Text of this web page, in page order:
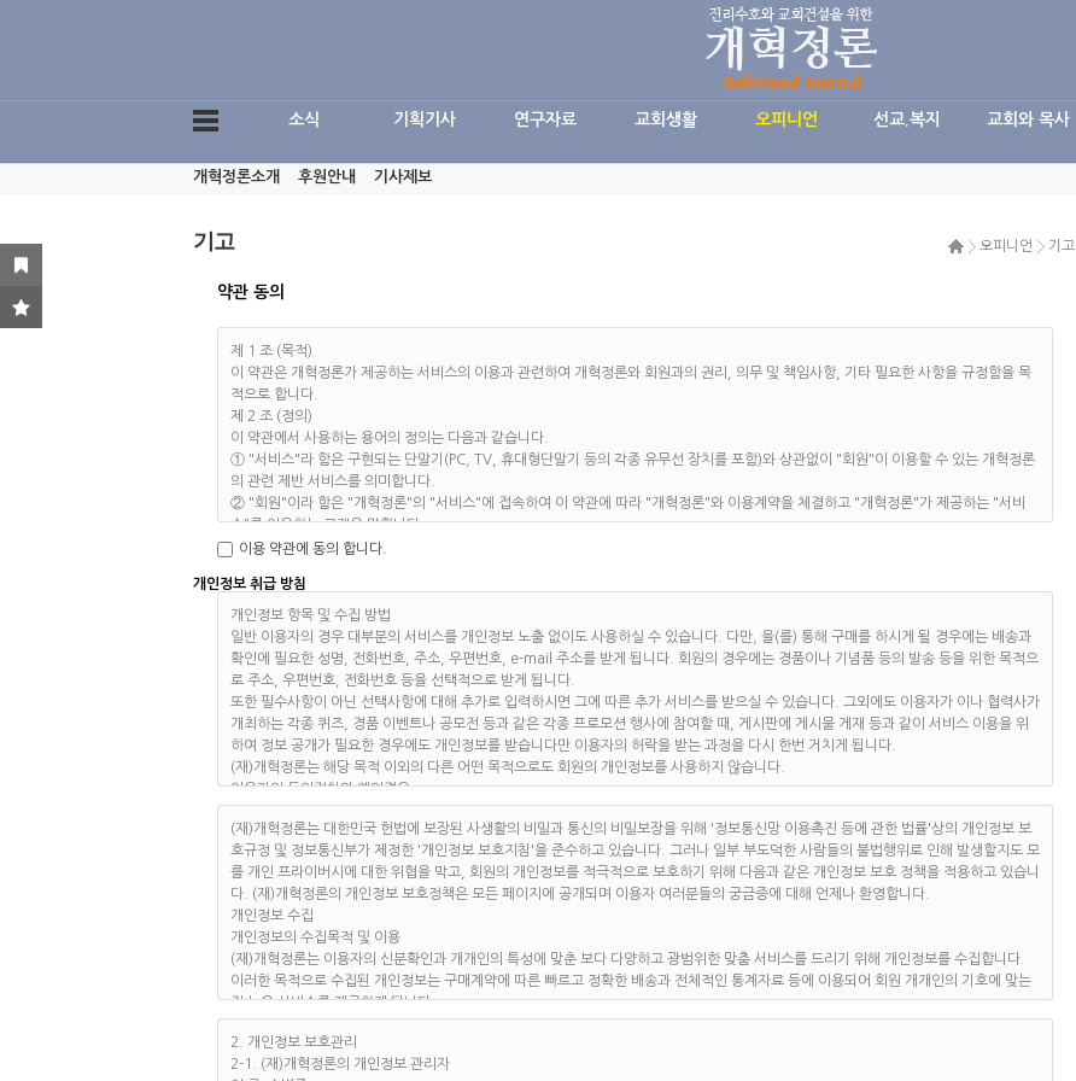
소식 기획기사 연구자료 교회생활 오피니언 선교.복지 교회와 목사
개혁정론소개 후원안내 기사제보
기고 오피니언 기고
약관 동의
제 1 조 (목적)
이 약관은 개혁정론가 제공하는 서비스의 이용과 관련하여 개혁정론와 회원과의 권리, 의무 및 책임사항, 기타 필요한 사항을 규정함을 목
적으로 합니다.
제 2 조 (정의)
이 약관에서 사용하는 용어의 정의는 다음과 같습니다.
① "서비스"라 함은 구현되는 단말기(PC, TV, 휴대형단말기 등의 각종 유무선 장치를 포함)와 상관없이 "회원"이 이용할 수 있는 개혁정론
의 관련 제반 서비스를 의미합니다.
② "회원"이라 함은 "개혁정론"의 "서비스"에 접속하여 이 약관에 따라 "개혁정론"와 이용계약을 체결하고 "개혁정론"가 제공하는 "서비
스"를 이용하는 고객을 말합니다.
③ "아이디(ID)"라 함은 "회원"의 식별과 "서비스" 이용을 위하여 "회원"이 정하고 "개혁정론"가 승인하는 문자와 숫자의 조합을 의미합니
④ "비밀번호"라 함은 "회원"이 부여 받은 "아이디와 일치되는 "회원"임을 확인하고 비밀보호를 위해 "회원" 자신이 정한 문자 또는 숫자의
조합을 의미합니다.
⑤ "게시물"이라 함은 "회원"이 "서비스"를 이용함에 있어 "서비스 상"에 게시한 부호ㆍ문자ㆍ음성ㆍ음향ㆍ화상ㆍ동영상 등의 정보 형태
의 글, 사진, 동영상 및 각종 파일과 링크 등을 의미합니다.
⑥ "유료서비스"라 함은 "개혁정론"가 유료로 제공하는 각종 콘텐츠(각종 정보콘텐츠, 기타 유료콘텐츠를 포함) 및 제반 서비스를 의미합
니다.
제 3 조 (약관의 게시와 개정)
① "개혁정론"는 이 약관의 내용을 "회원"이 쉽게 알 수 있도록 서비스 초기 화면에 게시합니다.
② "개혁정론"는 "약관의 규제에 관한 법률", "정보통신망이용촉진및정보보호등에관한법률(이하 "정보통신망법")" 등 관련법을 위배하지
않는 범위에서 이 약관을 개정할 수 있습니다.
③ "개혁정론"가 약관을 개정할 경우에는 적용일자 및 개정사유를 명시하여 현행약관과 함께 제1항의 방식에 따라 그 개정약관의 적용일자
30일 전부터 적용일자 전일까지 공지합니다. 단 "회원"의 권리, 의무에 중대한 영향을 주는 변경이 아닌 경우에는 적용일자 7일 전부터 공
지하도록 합니다.
④ 전항에 따라 시행일 이후에 "회원"이 "서비스"를 이용하는 경우에는 개정약관에 동의한 것으로 간주합니다. "회원"은 변경된 약관에 동
의하지 않을 경우 이용계약을 해지할 수 있습니다.
⑤ 유료서비스를 이용하는 회원이 이 약관의 개정에 대해 동의하지 않아 이용계약을 해지할 경우에는 유료서비스약관이 정한 환불정책에
따릅니다.
제 4 조 (약관의 해석)
① "개혁정론"는 "유료서비스" 및 개별 서비스에 대해서는 별도의 이용약관 및 정책(이하 "유료서비스약관 등")을 둘 수 있으며, 해당 내용
이 이 약관과 상충할 경우에는 "유료서비스약관 등"이 우선하여 적용됩니다.
② 이 약관에서 정하지 아니한 사항이나 해석에 대해서는 "유료서비스약관 등" 및 관계법령 또는 상관례에 따릅니다.
제 5 조 (이용계약 체결)
① 이용계약은 "회원"이 되고자 하는 자(이하 "가입신청자")가 약관의 내용에 대하여 동의를 한 다음 회원가입신청을 하고 "개혁정론"가 이
이용 약관에 동의 합니다.
개인정보 취급 방침
개인정보 항목 및 수집 방법
일반 이용자의 경우 대부분의 서비스를 개인정보 노출 없이도 사용하실 수 있습니다. 다만, 을(를) 통해 구매를 하시게 될 경우에는 배송과
확인에 필요한 성명, 전화번호, 주소, 우편번호, e-mail 주소를 받게 됩니다. 회원의 경우에는 경품이나 기념품 등의 발송 등을 위한 목적으
로 주소, 우편번호, 전화번호 등을 선택적으로 받게 됩니다.
또한 필수사항이 아닌 선택사항에 대해 추가로 입력하시면 그에 따른 추가 서비스를 받으실 수 있습니다. 그외에도 이용자가 이나 협력사가
개최하는 각종 퀴즈, 경품 이벤트나 공모전 등과 같은 각종 프로모션 행사에 참여할 때, 게시판에 게시물 게재 등과 같이 서비스 이용을 위
하여 정보 공개가 필요한 경우에도 개인정보를 받습니다만 이용자의 허락을 받는 과정을 다시 한번 거치게 됩니다.
(재)개혁정론는 해당 목적 이외의 다른 어떤 목적으로도 회원의 개인정보를 사용하지 않습니다.
이용자의 동의절차와 예외경우
(재)개혁정론는 이용자의 개인정보를 수집하는 경우 이용자의 서명날인, 전자서명, 전자우편, 동의함에 클릭하는 등의 이용자 동의절차를
거칩니다. 단, 다음의 경우는 예외로 합니다
① 정보통신망이용촉진등에관한법률 또는 기타 다른 법령 등에 특별한 규정이 있는 경우
② 서비스 이용계약의 이행을 위하여 필요한 경우
③ 서비스 제공에 따른 요금정산을 위하여 필요한 경우
개인정보의 위탁처리
(재)개혁정론가 개인정보 처리를 외부에 위탁하는 경우, 이용자의 동의를 받습니다. 그럴 때에도 위탁계약 등을 통해 서비스 제공자의 개인
정보보호 관련 지시엄수, 개인정보에 관한 비밀유지, 제3자 제공의 금지 및 사고시의 책임부담 등을 명확히 규정하고 계약내용을 기록으로
보존합니다.
이 름: 소병준
전 화: 02-780-8070 F A X : 02-785-7600
(재)개혁정론는 대한민국 헌법에 보장된 사생활의 비밀과 통신의 비밀보장을 위해 '정보통신망 이용촉진 등에 관한 법률'상의 개인정보 보
호규정 및 정보통신부가 제정한 '개인정보 보호지침'을 준수하고 있습니다. 그러나 일부 부도덕한 사람들의 불법행위로 인해 발생할지도 모
를 개인 프라이버시에 대한 위협을 막고, 회원의 개인정보를 적극적으로 보호하기 위해 다음과 같은 개인정보 보호 정책을 적용하고 있습니
다. (재)개혁정론의 개인정보 보호정책은 모든 페이지에 공개되며 이용자 여러분들의 궁금증에 대해 언제나 환영합니다.
개인정보 수집
개인정보의 수집목적 및 이용
(재)개혁정론는 이용자의 신분확인과 개개인의 특성에 맞춘 보다 다양하고 광범위한 맞춤 서비스를 드리기 위해 개인정보를 수집합니다.
이러한 목적으로 수집된 개인정보는 구매계약에 따른 빠르고 정확한 배송과 전체적인 통계자료 등에 이용되어 회원 개개인의 기호에 맞는
질 높은 서비스를 제공하게 됩니다.
2. 개인정보 보호관리
2-1. (재)개혁정론의 개인정보 관리자